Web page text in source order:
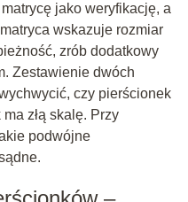
jako weryfikację, a
wskazuje rozmiar
zrób dodatkowy
Zestawienie dwóch
czy pierścionek
złą skalę. Przy
podwójne